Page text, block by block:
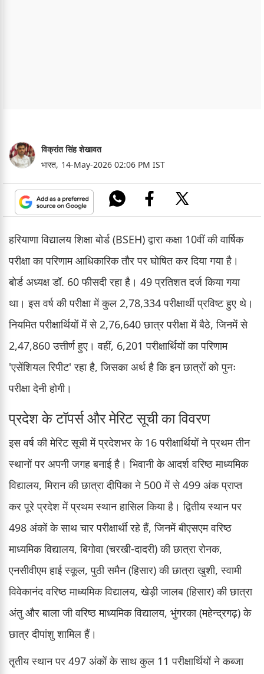
विक्रांत सिंह शेखावत
भारत, 14-May-2026 02:06 PM IST
हरियाणा विद्यालय शिक्षा बोर्ड (BSEH) द्वारा कक्षा 10वीं की वार्षिक
परीक्षा का परिणाम आधिकारिक तौर पर घोषित कर दिया गया है।
बोर्ड अध्यक्ष डॉ. 60 फीसदी रहा है। 49 प्रतिशत दर्ज किया गया
था। इस वर्ष की परीक्षा में कुल 2,78,334 परीक्षार्थी प्रविष्ट हुए थे।
नियमित परीक्षार्थियों में से 2,76,640 छात्र परीक्षा में बैठे, जिनमें से
2,47,860 उत्तीर्ण हुए। वहीं, 6,201 परीक्षार्थियों का परिणाम
'एसेंशियल रिपीट' रहा है, जिसका अर्थ है कि इन छात्रों को पुनः
परीक्षा देनी होगी।
प्रदेश के टॉपर्स और मेरिट सूची का विवरण
इस वर्ष की मेरिट सूची में प्रदेशभर के 16 परीक्षार्थियों ने प्रथम तीन
स्थानों पर अपनी जगह बनाई है। भिवानी के आदर्श वरिष्ठ माध्यमिक
विद्यालय, मिरान की छात्रा दीपिका ने 500 में से 499 अंक प्राप्त
कर पूरे प्रदेश में प्रथम स्थान हासिल किया है। द्वितीय स्थान पर
498 अंकों के साथ चार परीक्षार्थी रहे हैं, जिनमें बीएसएम वरिष्ठ
माध्यमिक विद्यालय, बिगोवा (चरखी-दादरी) की छात्रा रोनक,
एनसीवीएम हाई स्कूल, पुठी समैन (हिसार) की छात्रा खुशी, स्वामी
विवेकानंद वरिष्ठ माध्यमिक विद्यालय, खेड़ी जालब (हिसार) की छात्रा
अंतु और बाला जी वरिष्ठ माध्यमिक विद्यालय, भुंगरका (महेन्द्रगढ़) के
छात्र दीपांशु शामिल हैं।
तृतीय स्थान पर 497 अंकों के साथ कुल 11 परीक्षार्थियों ने कब्जा